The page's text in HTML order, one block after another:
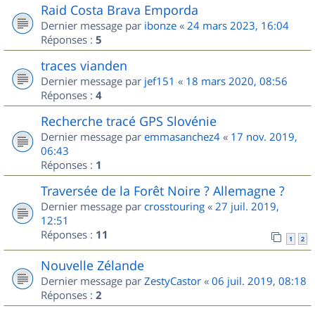
Raid Costa Brava Emporda
Dernier message par ibonze « 24 mars 2023, 16:04
Réponses : 5
traces vianden
Dernier message par jef151 « 18 mars 2020, 08:56
Réponses : 4
Recherche tracé GPS Slovénie
Dernier message par emmasanchez4 « 17 nov. 2019,
06:43
Réponses : 1
Traversée de la Forêt Noire ? Allemagne ?
Dernier message par crosstouring « 27 juil. 2019,
12:51
Réponses : 11 1 2
Nouvelle Zélande
Dernier message par ZestyCastor « 06 juil. 2019, 08:18
Réponses : 2